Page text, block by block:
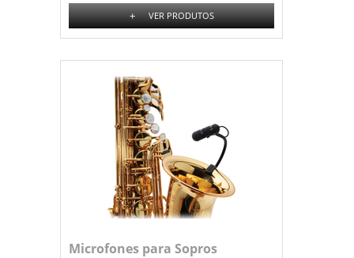
+ VER PRODUTOS
Microfones para Sopros